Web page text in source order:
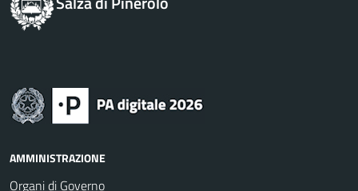
AMMINISTRAZIONE
Organi di Governo